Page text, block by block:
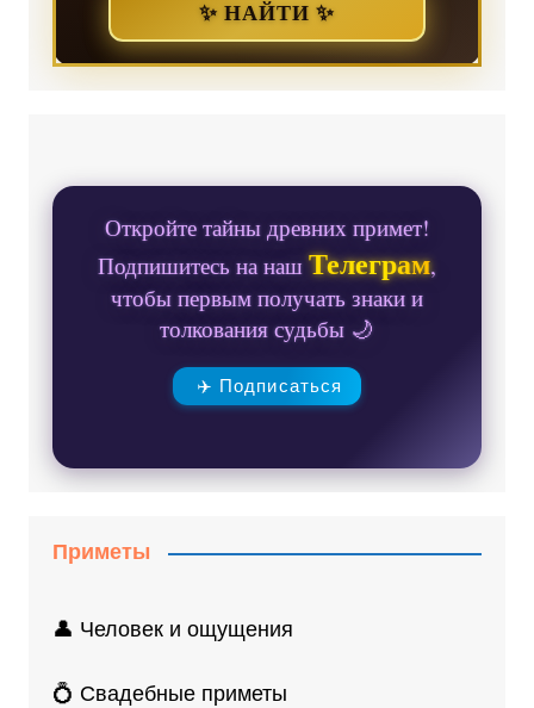
✨ НАЙТИ ✨
Откройте тайны древних примет!
Подпишитесь на нашТелеграм,
чтобы первым получать знаки и
толкования судьбы 🌙
✈️ Подписаться
Приметы
👤 Человек и ощущения
💍 Свадебные приметы